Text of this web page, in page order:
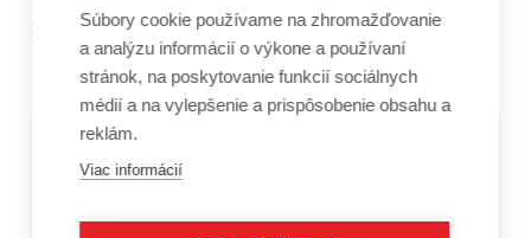
Strešná krytina
Blachotrapez, Creaton
orientačná nakoľko ceny sa menia veľmi
Súbory cookie používame na zhromažďovanie
a analýzu informácií o výkone a používaní
stránok, na poskytovanie funkcií sociálnych
médií a na vylepšenie a prispôsobenie obsahu a
reklám.
Viac informácií